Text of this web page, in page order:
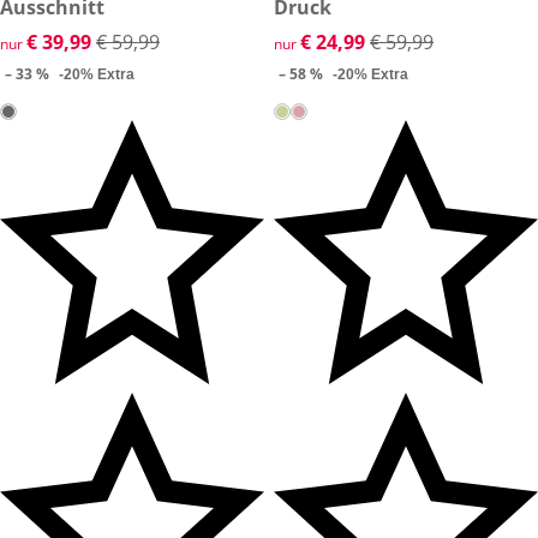
Ausschnitt
reduzierter Preis € 39,99, vorheriger Preis: € 59,99
nur€ 39,99€ 59,99
– 33 % -20% Extra
Druck
reduzierter Preis € 24,99,
nur€ 24,99€ 59,99
– 58 % -20% Extra